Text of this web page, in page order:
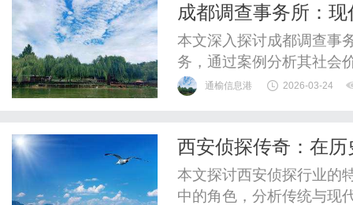
擎优化（GEO）是指一
成都调查事务所：
解析
本文深入探讨成都调查事
务，通过案例分析其社会
在合法框架内运作的重要
通榆信息港 2026-03-24
西安侦探传奇：在
本文探讨西安侦探行业的
中的角色，分析传统与现